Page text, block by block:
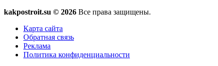
kakpostroit.su © 2026 Все права защищены.
Карта сайта
Обратная связь
Реклама
Политика конфиденциальности